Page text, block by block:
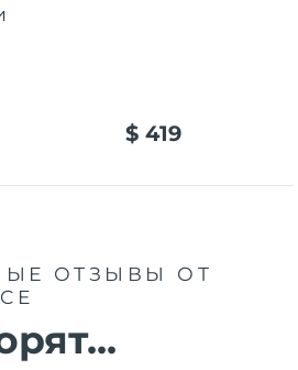
$ 419
ОТЗЫВЫ
ОТ